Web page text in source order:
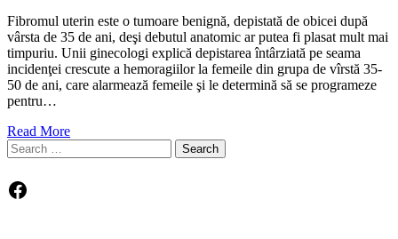
Fibromul uterin este o tumoare benignă, depistată de obicei după
vârsta de 35 de ani, deşi debutul anatomic ar putea fi plasat mult mai
timpuriu. Unii ginecologi explică depistarea întârziată pe seama
incidenţei crescute a hemoragiilor la femeile din grupa de vîrstă 35-
50 de ani, care alarmează femeile şi le determină să se programeze
pentru…
Read More
Search
for:
Facebook